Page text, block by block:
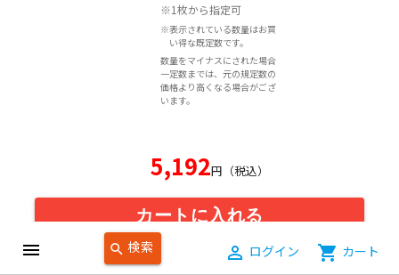
menu search 検索 person_outline ログイン shopping_cart カート
※1枚から指定可
※表示されている数量はお買
い得な既定数です。
数量をマイナスにされた場合
一定数までは、元の規定数の
価格より高くなる場合がござ
います。
5,192円（税込）
カートに入れる
オプション加工・大ロットに関する